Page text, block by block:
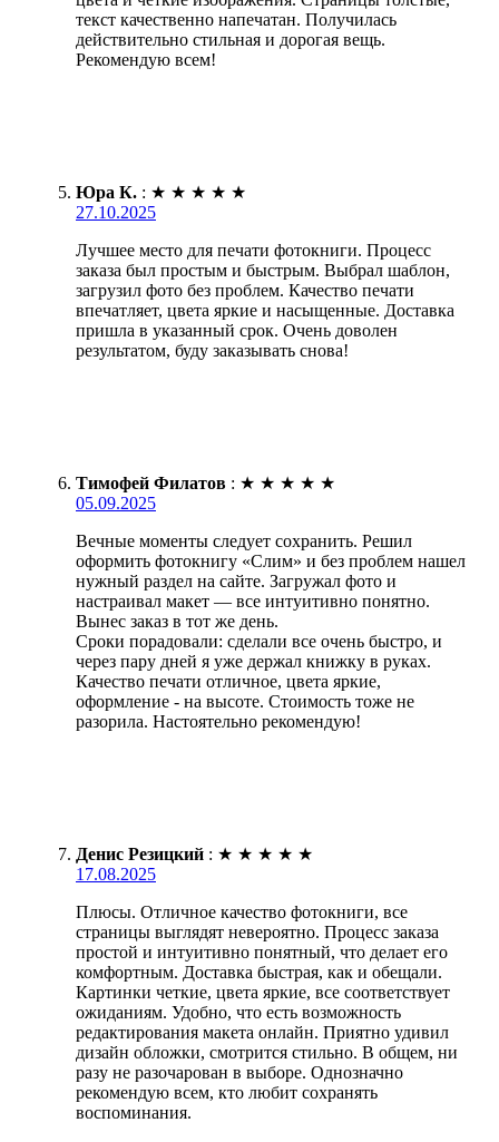
текст качественно напечатан. Получилась
действительно стильная и дорогая вещь.
Рекомендую всем!
Юра К. : ★ ★ ★ ★ ★
27.10.2025
Лучшее место для печати фотокниги. Процесс
заказа был простым и быстрым. Выбрал шаблон,
загрузил фото без проблем. Качество печати
впечатляет, цвета яркие и насыщенные. Доставка
пришла в указанный срок. Очень доволен
результатом, буду заказывать снова!
Тимофей Филатов : ★ ★ ★ ★ ★
05.09.2025
Вечные моменты следует сохранить. Решил
оформить фотокнигу «Слим» и без проблем нашел
нужный раздел на сайте. Загружал фото и
настраивал макет — все интуитивно понятно.
Вынес заказ в тот же день.
Сроки порадовали: сделали все очень быстро, и
через пару дней я уже держал книжку в руках.
Качество печати отличное, цвета яркие,
оформление - на высоте. Стоимость тоже не
разорила. Настоятельно рекомендую!
Денис Резицкий : ★ ★ ★ ★ ★
17.08.2025
Плюсы. Отличное качество фотокниги, все
страницы выглядят невероятно. Процесс заказа
простой и интуитивно понятный, что делает его
комфортным. Доставка быстрая, как и обещали.
Картинки четкие, цвета яркие, все соответствует
ожиданиям. Удобно, что есть возможность
редактирования макета онлайн. Приятно удивил
дизайн обложки, смотрится стильно. В общем, ни
разу не разочарован в выборе. Однозначно
рекомендую всем, кто любит сохранять
воспоминания.